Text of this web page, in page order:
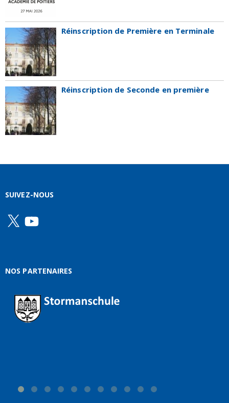
Réinscription de Première en Terminale
Réinscription de Seconde en première
SUIVEZ-NOUS
X YouTube
NOS PARTENAIRES